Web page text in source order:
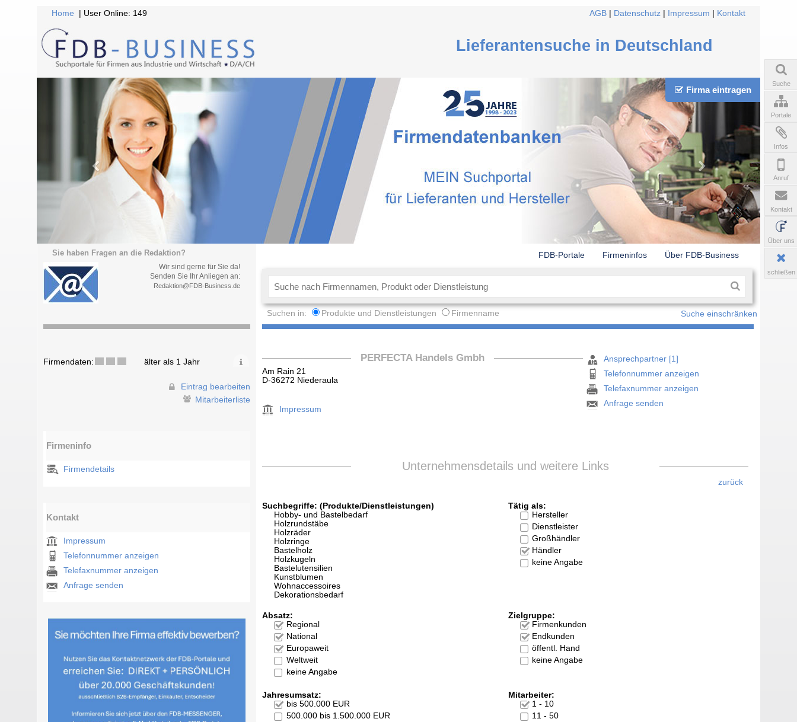
Home | User Online: 149 AGB Datenschutz Impressum Kontakt
Lieferantensuche in Deutschland
Firma eintragen
Sie haben Fragen an die Redaktion?
Wir sind gerne für Sie da!
Senden Sie Ihr Anliegen an:
Redaktion@FDB-Business.de
FDB-Portale Firmeninfos Über FDB-Business
Suchen in: Produkte und Dienstleistungen Firmenname Suche einschränken
Firmendaten: älter als 1 Jahr
Eintrag bearbeiten
Mitarbeiterliste
Firmeninfo
Firmendetails
Kontakt
Impressum
Telefonnummer anzeigen
Telefaxnummer anzeigen
Anfrage senden
PERFECTA Handels Gmbh
Am Rain 21
D-36272 Niederaula
Impressum
Ansprechpartner [1]
Telefonnummer anzeigen
Telefaxnummer anzeigen
Anfrage senden
Unternehmensdetails und weitere Links
zurück
Suchbegriffe: (Produkte/Dienstleistungen)
Hobby- und Bastelbedarf
Holzrundstäbe
Holzräder
Holzringe
Bastelholz
Holzkugeln
Bastelutensilien
Kunstblumen
Wohnaccessoires
Dekorationsbedarf
Tätig als:
Hersteller
Dienstleister
Großhändler
Händler
keine Angabe
Absatz:
Regional
National
Europaweit
Weltweit
keine Angabe
Zielgruppe:
Firmenkunden
Endkunden
öffentl. Hand
keine Angabe
Jahresumsatz:
bis 500.000 EUR
500.000 bis 1.500.000 EUR
Mitarbeiter:
1 - 10
11 - 50
Suche
Portale
Infos
Anruf
Kontakt
Über uns
schließen